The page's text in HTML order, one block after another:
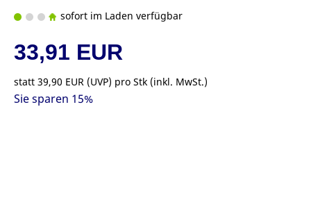
sofort im Laden verfügbar
33,91 EUR
statt 39,90 EUR (UVP) pro Stk (inkl. MwSt.)
Sie sparen 15%